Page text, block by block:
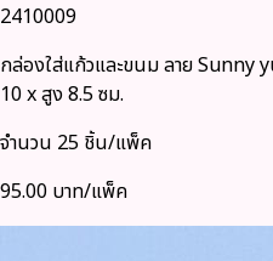
2410009
กล่องใส่แก้วและขนม ลาย Sunny
10 x สูง 8.5 ซม.
จำนวน 25 ชิ้น/แพ็ค
95.00 บาท/แพ็ค